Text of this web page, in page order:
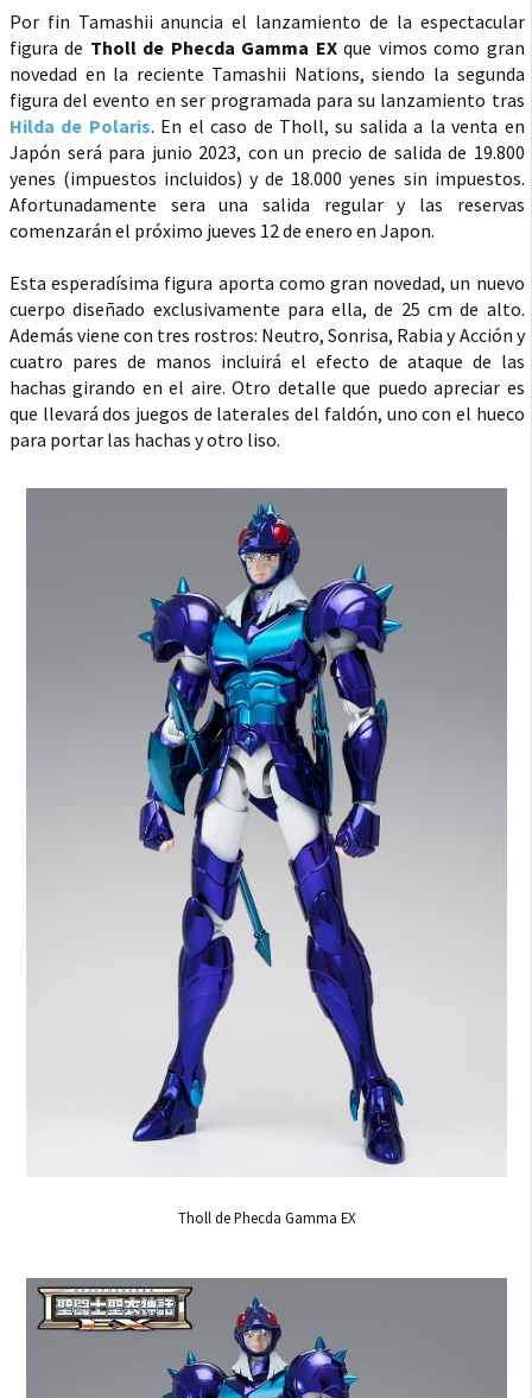
Por fin Tamashii anuncia el lanzamiento de la espectacular
figura de Tholl de Phecda Gamma EXque vimos como gran
novedad en la reciente Tamashii Nations, siendo la segunda
figura del evento en ser programada para su lanzamiento tras
Hilda de Polaris. En el caso de Tholl, su salida a la venta en
Japón será para junio 2023, con un precio de salida de 19.800
yenes (impuestos incluidos) y de 18.000 yenes sin impuestos.
Afortunadamente sera una salida regular y las reservas
comenzarán el próximo jueves 12 de enero en Japon.
Esta esperadísima figura aporta como gran novedad, un nuevo
cuerpo diseñado exclusivamente para ella, de 25 cm de alto.
Además viene con tres rostros: Neutro, Sonrisa, Rabia y Acción y
cuatro pares de manos incluirá el efecto de ataque de las
hachas girando en el aire. Otro detalle que puedo apreciar es
que llevará dos juegos de laterales del faldón, uno con el hueco
para portar las hachas y otro liso.
Tholl de Phecda Gamma EX